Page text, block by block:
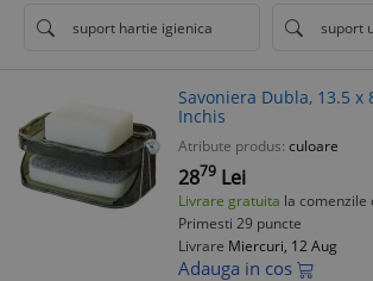
suport hartie igienica suport
Savoniera Dubla, 13.5 x
Inchis
Atribute produs: culoare
2879 Lei
Livrare gratuita la comenzile
Primesti 29 puncte
Livrare Miercuri, 12 Aug
Adauga in cos